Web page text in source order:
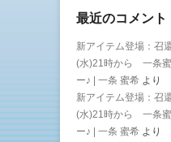
最近のコメント
新アイテム登場：召
(水)21時から 一条
ー♪ | 一条 蜜希 より
新アイテム登場：召
(水)21時から 一条
ー♪ | 一条 蜜希 より